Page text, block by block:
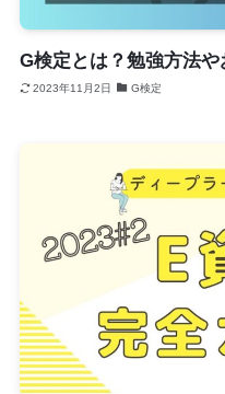
G検定とは？勉強方法
2023年11月2日 G検定